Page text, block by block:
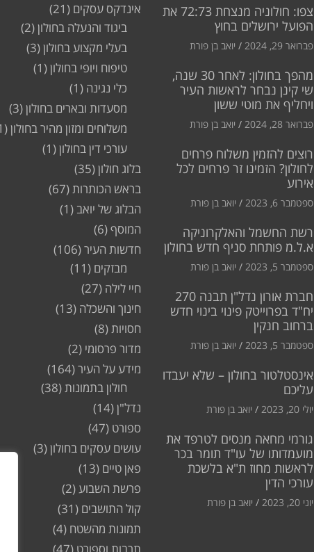
צפו: חולוניה מנצחת 72:73 את
הפועל ירושלים בחוץ
פברואר 29, 2024 יואב בן פורת
מהפך בחולון: לאחר 30 שנה,
שי קינן נבחר לראשות העיר
ויחליף את מוטי ששון
פברואר 28, 2024 יואב בן פורת
רוצים להזמין משלוח פרחים
לחולון? הזמינו זר פרחים לכל
אירוע
ספטמבר 6, 2023 יואב בן פורת
רשת החשמל והאלקרוניקה
א.ל.מ פותחת סניף חדש בחולון
ספטמבר 5, 2023 יואב בן פורת
חברת אורון נדל"ן תבנה 270
יח"ד בפרוייטק פינוי בינוי חדש
ברחוב חנקין
ספטמבר 5, 2023 יואב בן פורת
אינסטלטור בחולון – שלא יעבדו
עליכם
יולי 20, 2023 יואב בן פורת
גורמי מחאה מנסים לטרפד את
מועמדותו של עו"ד תומר בכר
לראשות מחוז ת"א בלשכת
עורכי הדין
יוני 20, 2023 יואב בן פורת
אינדקס עסקים (21)
ביגוד והנעלה בחולון(2)
בעלי מקצוע בחולון(3)
טיפוח ויופי בחולון(1)
כלי נגינה (1)
מסעדות ובארים בחולון(3)
משלוחים ומזון מהיר בחולון(1)
עורכי דין בחולון(1)
בלוג חולון(35)
בראש הכותרות(67)
הבלוג של יואב (1)
המוסף(6)
חדשות העיר(106)
מבזקים (11)
חיי לילה (27)
חינוך והשכלה (13)
חסויות(8)
מדור פרסומי (2)
מידע על העיר(164)
חולון בתמונות(38)
נדל"ן(14)
ספורט (47)
עושים עסקים בחולון(3)
פאן טיים (13)
פרשת השבוע(2)
קול התושבים (31)
תמונות מהשטח (4)